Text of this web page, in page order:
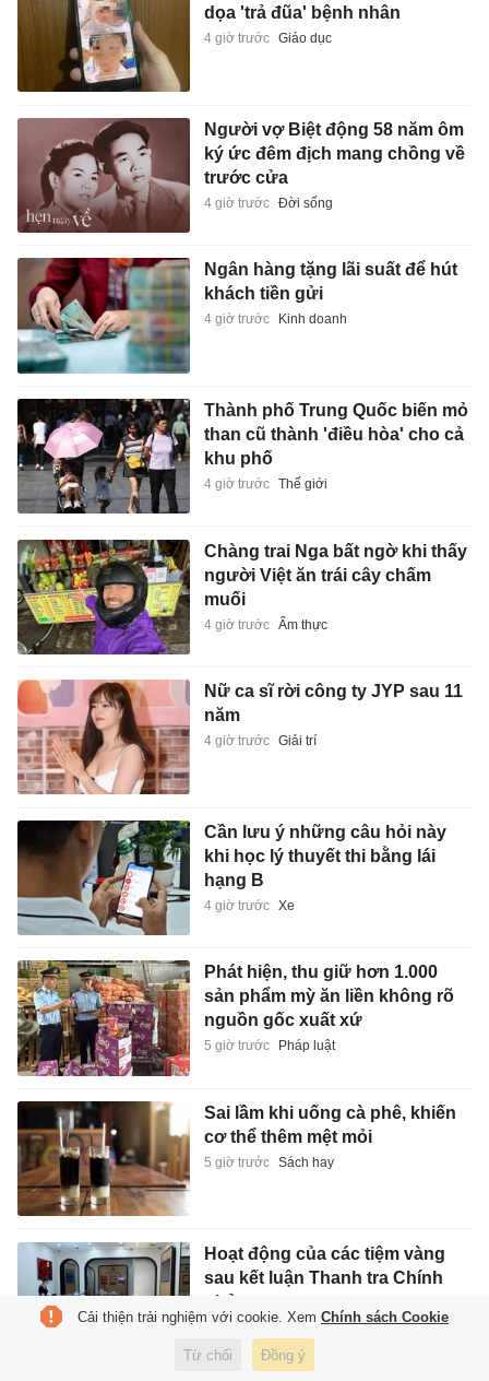
dọa 'trả đũa' bệnh nhân
4 giờ trước Giáo dục
Người vợ Biệt động 58 năm ôm
ký ức đêm địch mang chồng về
trước cửa
4 giờ trước Đời sống
Ngân hàng tặng lãi suất để hút
khách tiền gửi
4 giờ trước Kinh doanh
Thành phố Trung Quốc biến mỏ
than cũ thành 'điều hòa' cho cả
khu phố
4 giờ trước Thế giới
Chàng trai Nga bất ngờ khi thấy
người Việt ăn trái cây chấm
muối
4 giờ trước Ẩm thực
Nữ ca sĩ rời công ty JYP sau 11
năm
4 giờ trước Giải trí
Cần lưu ý những câu hỏi này
khi học lý thuyết thi bằng lái
hạng B
4 giờ trước Xe
Phát hiện, thu giữ hơn 1.000
sản phẩm mỳ ăn liền không rõ
nguồn gốc xuất xứ
5 giờ trước Pháp luật
Sai lầm khi uống cà phê, khiến
cơ thể thêm mệt mỏi
5 giờ trước Sách hay
Hoạt động của các tiệm vàng
sau kết luận Thanh tra Chính
phủ
5 giờ trước Kinh doanh
Cải thiện trải nghiệm với cookie. Xem Chính sách Cookie
Từ chối Đồng ý